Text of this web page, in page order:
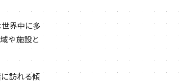
界中に多
や施設と
訪れる傾